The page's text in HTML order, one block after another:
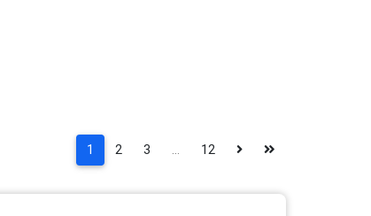
1 2 3 ... 12